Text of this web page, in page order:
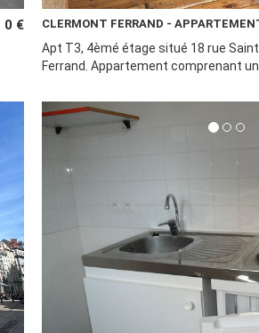
0 € CLERMONT FERRAND -
Apt T3, 4èmé étage situé 18 rue
Ferrand. Appartement comprenant